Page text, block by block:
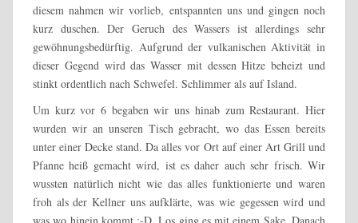
diesem nahmen wir vorlieb, entspannten uns und gingen noch
kurz duschen. Der Geruch des Wassers ist allerdings sehr
gewöhnungsbedürftig. Aufgrund der vulkanischen Aktivität in
dieser Gegend wird das Wasser mit dessen Hitze beheizt und
stinkt ordentlich nach Schwefel. Schlimmer als auf Island.
Um kurz vor 6 begaben wir uns hinab zum Restaurant. Hier
wurden wir an unseren Tisch gebracht, wo das Essen bereits
unter einer Decke stand. Da alles vor Ort auf einer Art Grill und
Pfanne heiß gemacht wird, ist es daher auch sehr frisch. Wir
wussten natürlich nicht wie das alles funktionierte und waren
froh als der Kellner uns aufklärte, was wie gegessen wird und
was wo hinein kommt :-D. Los ging es mit einem Sake. Danach